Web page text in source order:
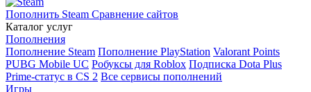
Пополнить Steam Сравнение сайтов
Каталог услуг
Пополнения
Пополнение Steam Пополнение PlayStation Valorant Points
PUBG Mobile UC Робуксы для Roblox Подписка Dota Plus
Prime-статус в CS 2 Все сервисы пополнений
Игры